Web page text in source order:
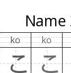
Name
ko ko
こ こ